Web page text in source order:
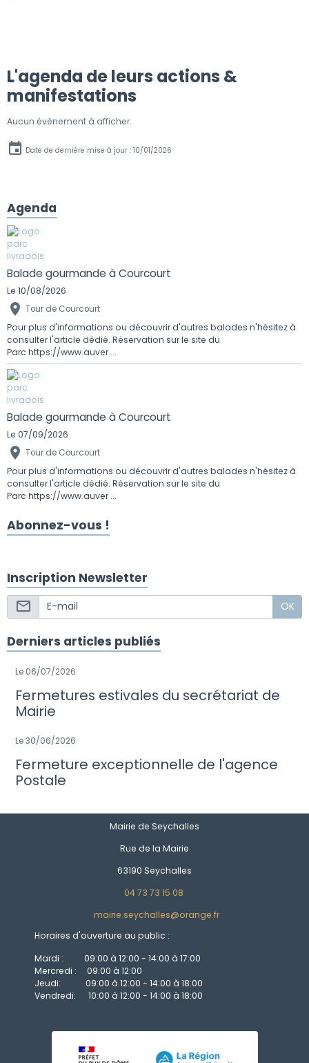
L'agenda de leurs actions &
manifestations
Aucun évènement à afficher.
Date de dernière mise à jour : 10/01/2026
Agenda
Balade gourmande à Courcourt
Le 10/08/2026
Tour de Courcourt
Pour plus d'informations ou découvrir d'autres balades n'hésitez à
consulter l'article dédié. Réservation sur le site du
Parc https://www.auver ...
Balade gourmande à Courcourt
Le 07/09/2026
Tour de Courcourt
Pour plus d'informations ou découvrir d'autres balades n'hésitez à
consulter l'article dédié. Réservation sur le site du
Parc https://www.auver ...
Abonnez-vous !
Inscription Newsletter
OK
Derniers articles publiés
Le 06/07/2026
Fermetures estivales du secrétariat de
Mairie
Le 30/06/2026
Fermeture exceptionnelle de l'agence
Postale
Mairie de Seychalles
Rue de la Mairie
63190 Seychalles
04 73 73 15 08
mairie.seychalles@orange.fr
Horaires d'ouverture au public :
Mardi : 09:00 à 12:00 - 14:00 à 17:00
Mercredi : 09:00 à 12:00
Jeudi: 09:00 à 12:00 - 14:00 à 18:00
Vendredi: 10:00 à 12:00 - 14:00 à 18:00